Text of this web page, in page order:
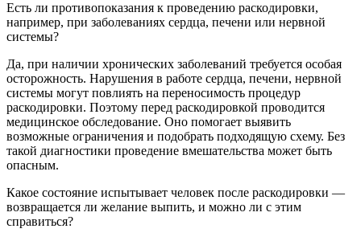
Есть ли противопоказания к проведению раскодировки,
например, при заболеваниях сердца, печени или нервной
системы?
Да, при наличии хронических заболеваний требуется особая
осторожность. Нарушения в работе сердца, печени, нервной
системы могут повлиять на переносимость процедур
раскодировки. Поэтому перед раскодировкой проводится
медицинское обследование. Оно помогает выявить
возможные ограничения и подобрать подходящую схему. Без
такой диагностики проведение вмешательства может быть
опасным.
Какое состояние испытывает человек после раскодировки —
возвращается ли желание выпить, и можно ли с этим
справиться?